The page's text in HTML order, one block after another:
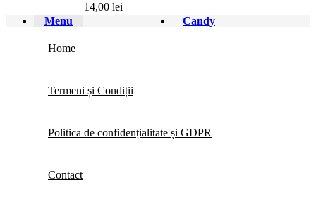
14,00 lei
Menu
Candy
Home
Termeni și Condiții
Politica de confidențialitate și GDPR
Contact